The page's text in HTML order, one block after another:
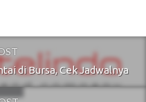
di Bursa, Cek Jadwalnya